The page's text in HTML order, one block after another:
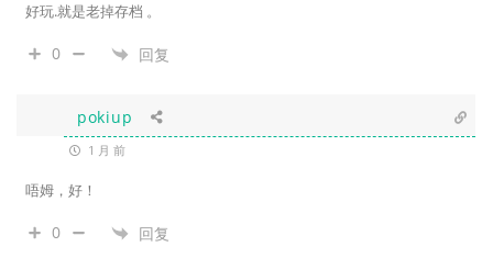
好玩.就是老掉存档 。
0 回复
pokiup
1 月 前
唔姆，好！
0 回复